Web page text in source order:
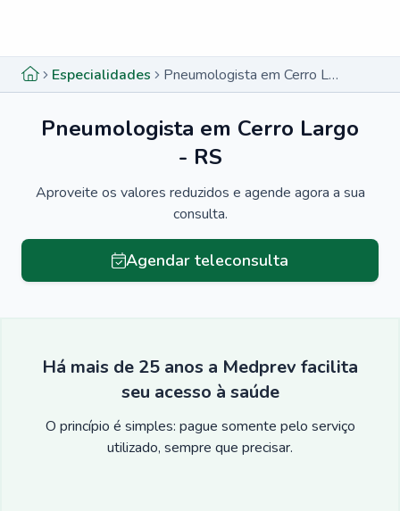
Especialidades Pneumologista em Cerro Largo - RS
Pneumologista em Cerro Largo
- RS
Aproveite os valores reduzidos e agende agora a sua
consulta.
Agendar teleconsulta
Há mais de 25 anos a Medprev facilita
seu acesso à saúde
O princípio é simples: pague somente pelo serviço
utilizado, sempre que precisar.